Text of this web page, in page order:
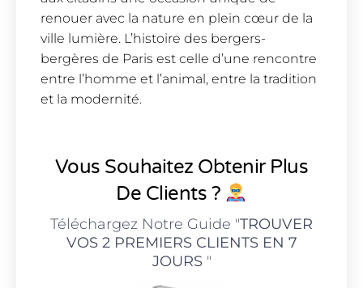
renouer avec la nature en plein cœur de la
ville lumière. L’histoire des bergers-
bergères de Paris est celle d’une rencontre
entre l’homme et l’animal, entre la tradition
et la modernité.
Vous Souhaitez Obtenir Plus
De Clients ?
Téléchargez Notre Guide "TROUVER
VOS 2 PREMIERS CLIENTS EN 7
JOURS"